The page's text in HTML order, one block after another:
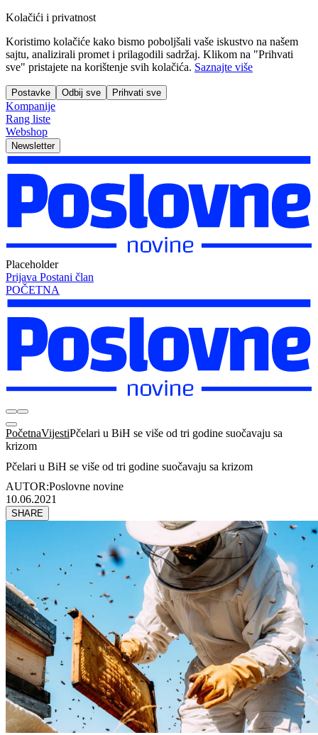
Kolačići i privatnost
Koristimo kolačiće kako bismo poboljšali vaše iskustvo na našem
sajtu, analizirali promet i prilagodili sadržaj. Klikom na "Prihvati
sve" pristajete na korištenje svih kolačića. Saznajte više
Postavke Odbij sve Prihvati sve
Kompanije
Rang liste
Webshop
Newsletter
Placeholder
Prijava Postani član
POČETNA
PočetnaVijestiPčelari u BiH se više od tri godine suočavaju sa
krizom
Pčelari u BiH se više od tri godine suočavaju sa krizom
AUTOR:Poslovne novine
10.06.2021
SHARE